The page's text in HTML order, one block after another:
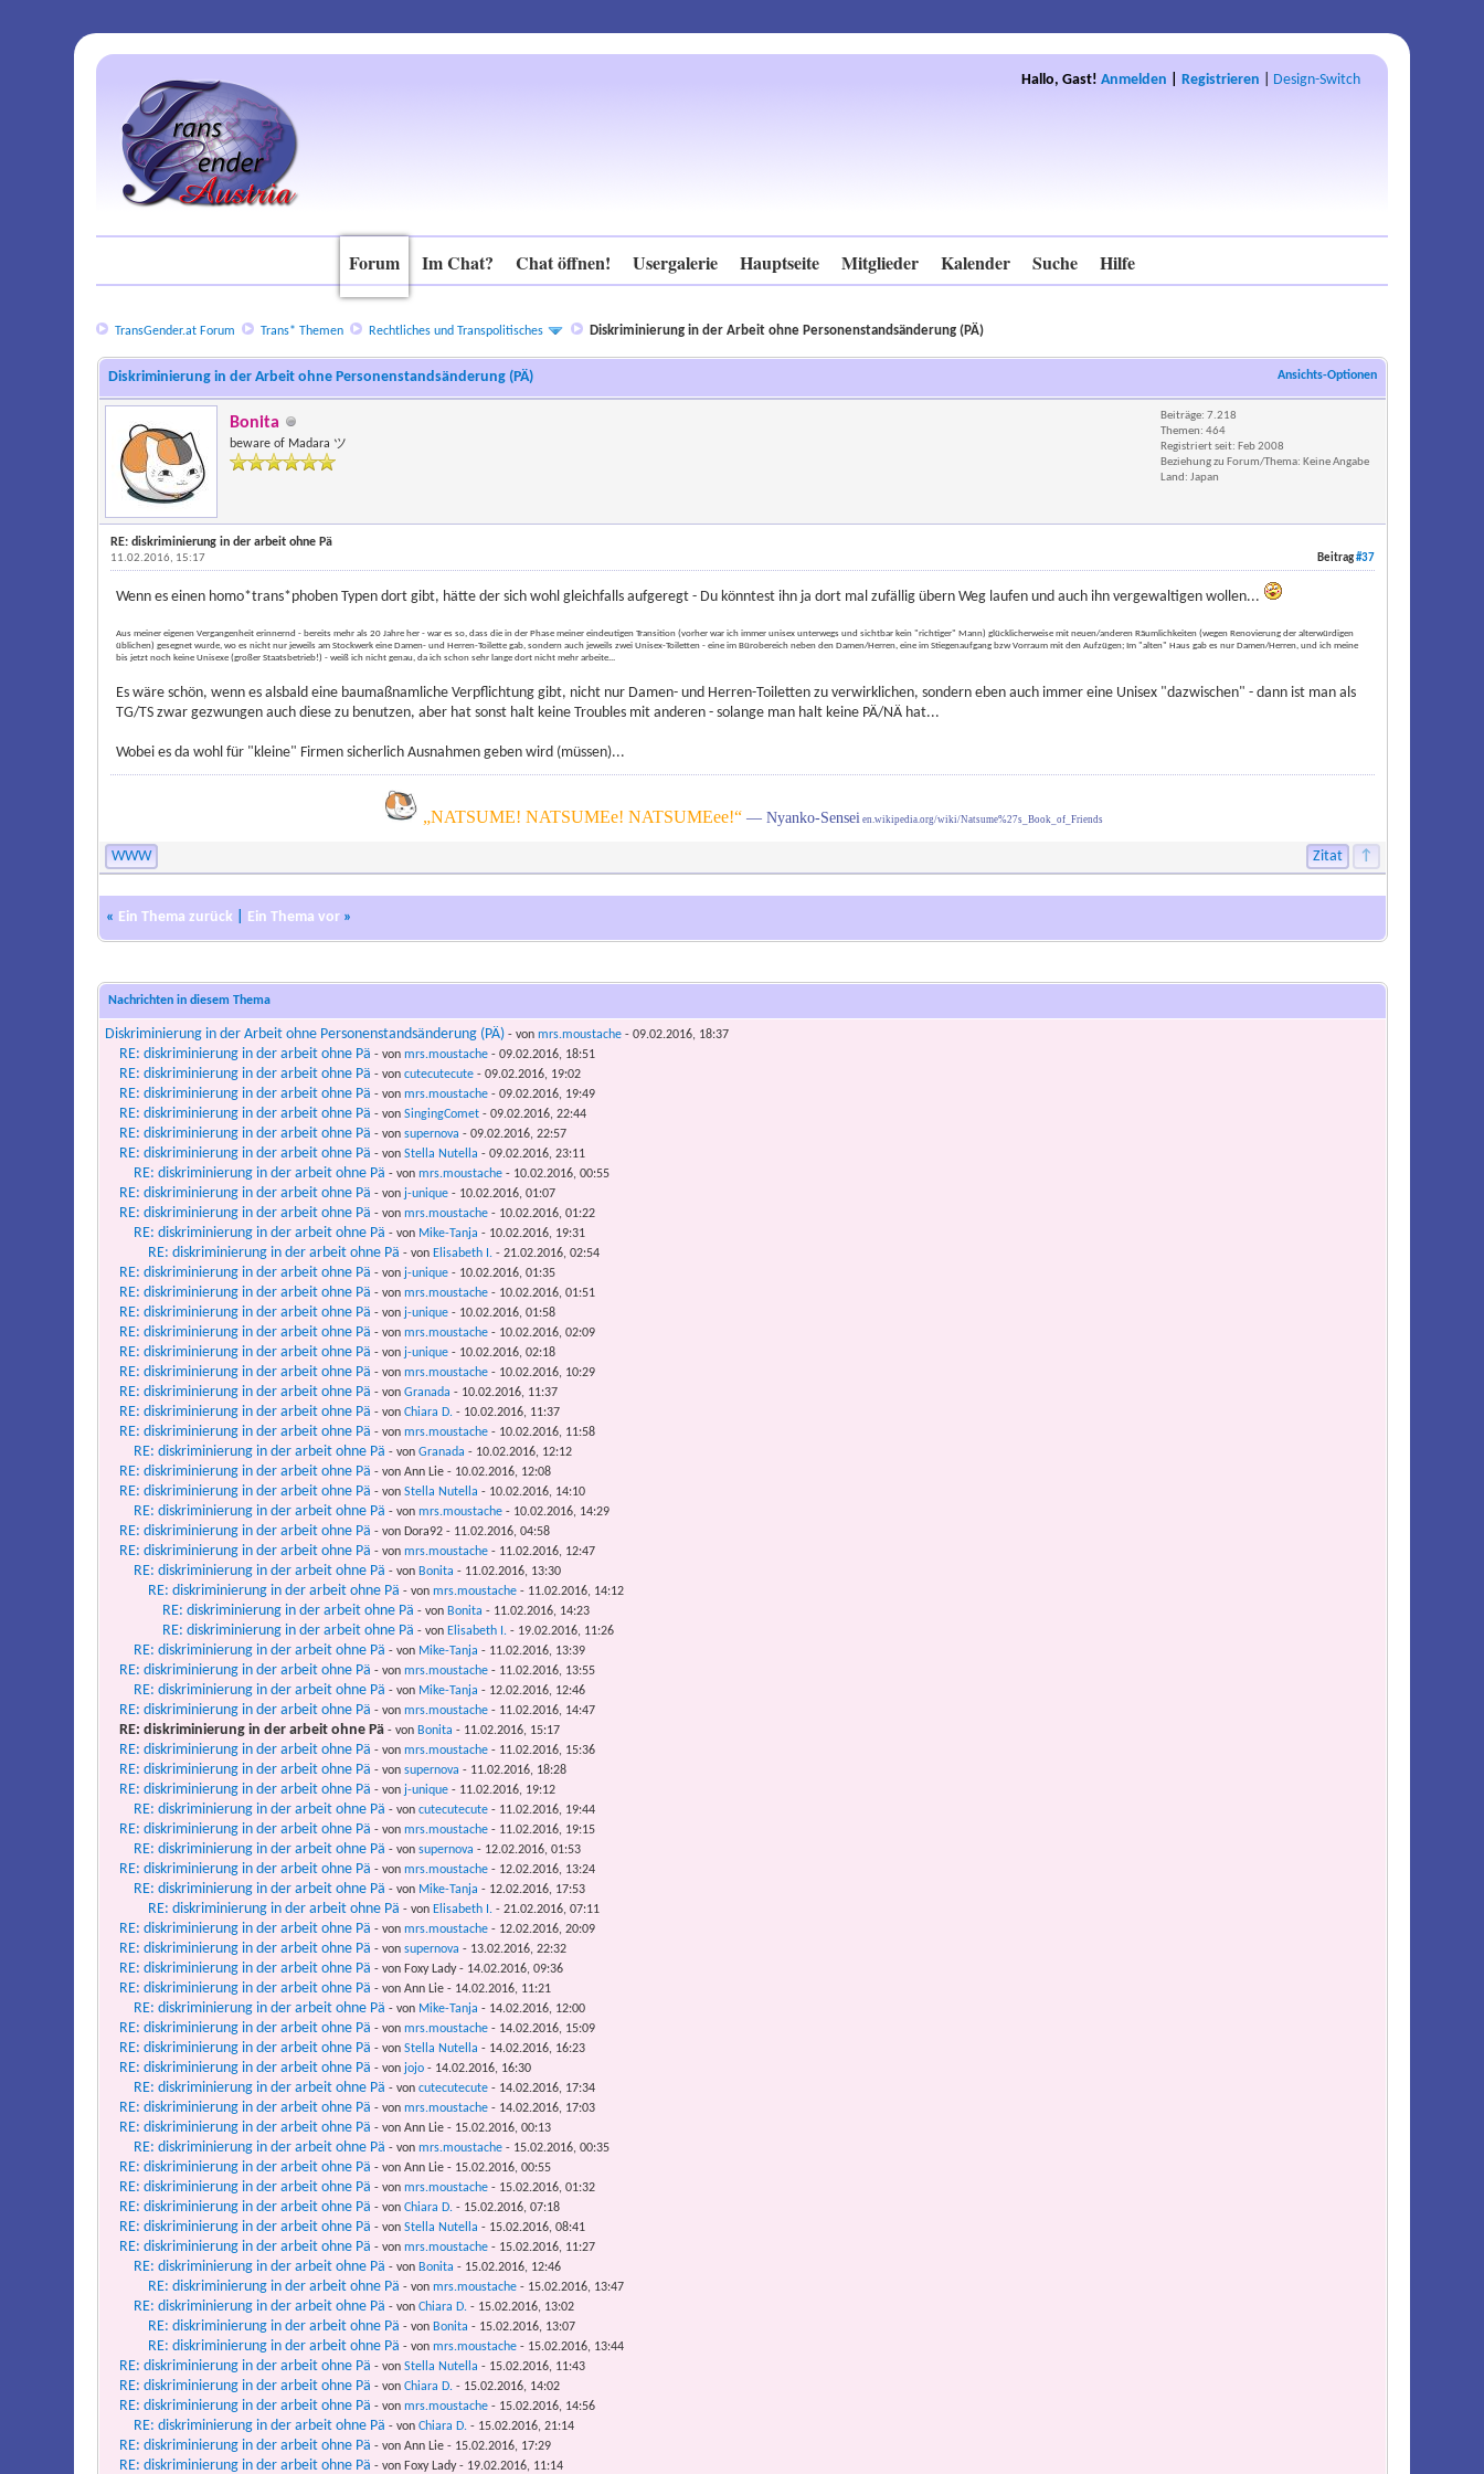
Hallo, Gast! Anmelden Registrieren Design-Switch
Forum Im Chat? Chat öffnen! Usergalerie Hauptseite Mitglieder Kalender Suche Hilfe
TransGender.at Forum Trans* Themen Rechtliches und Transpolitisches Diskriminierung in der Arbeit ohne Personenstandsänderung (PÄ)
Ansichts-Optionen
Diskriminierung in der Arbeit ohne Personenstandsänderung (PÄ)
Bonita
beware of Madara ツ
Beiträge: 7.218
Themen: 464
Registriert seit: Feb 2008
Beziehung zu Forum/Thema: Keine Angabe
Land: Japan
RE: diskriminierung in der arbeit ohne Pä
Beitrag#37
11.02.2016, 15:17
Wenn es einen homo*trans*phoben Typen dort gibt, hätte der sich wohl gleichfalls aufgeregt - Du könntest ihn ja dort mal zufällig übern Weg laufen und auch ihn vergewaltigen wollen...
Aus meiner eigenen Vergangenheit erinnernd - bereits mehr als 20 Jahre her - war es so, dass die in der Phase meiner eindeutigen Transition (vorher war ich immer unisex unterwegs und sichtbar kein "richtiger" Mann) glücklicherweise mit neuen/anderen Räumlichkeiten (wegen Renovierung der alterwürdigen
üblichen) gesegnet wurde, wo es nicht nur jeweils am Stockwerk eine Damen- und Herren-Toilette gab, sondern auch jeweils zwei Unisex-Toiletten - eine im Bürobereich neben den Damen/Herren, eine im Stiegenaufgang bzw Vorraum mit den Aufzügen; Im "alten" Haus gab es nur Damen/Herren, und ich meine
bis jetzt noch keine Unisexe (großer Staatsbetrieb!) - weiß ich nicht genau, da ich schon sehr lange dort nicht mehr arbeite...
Es wäre schön, wenn es alsbald eine baumaßnamliche Verpflichtung gibt, nicht nur Damen- und Herren-Toiletten zu verwirklichen, sondern eben auch immer eine Unisex "dazwischen" - dann ist man als
TG/TS zwar gezwungen auch diese zu benutzen, aber hat sonst halt keine Troubles mit anderen - solange man halt keine PÄ/NÄ hat...
Wobei es da wohl für "kleine" Firmen sicherlich Ausnahmen geben wird (müssen)...
„NATSUME! NATSUMEe! NATSUMEee!“ — Nyanko-Senseien.wikipedia.org/wiki/Natsume%27s_Book_of_Friends
WWW Zitat ↑
« Ein Thema zurück Ein Thema vor»
Nachrichten in diesem Thema
Diskriminierung in der Arbeit ohne Personenstandsänderung (PÄ) - von mrs.moustache- 09.02.2016, 18:37
RE: diskriminierung in der arbeit ohne Pä - von mrs.moustache- 09.02.2016, 18:51
RE: diskriminierung in der arbeit ohne Pä - von cutecutecute- 09.02.2016, 19:02
RE: diskriminierung in der arbeit ohne Pä - von mrs.moustache- 09.02.2016, 19:49
RE: diskriminierung in der arbeit ohne Pä - von SingingComet- 09.02.2016, 22:44
RE: diskriminierung in der arbeit ohne Pä - von supernova - 09.02.2016, 22:57
RE: diskriminierung in der arbeit ohne Pä - von Stella Nutella - 09.02.2016, 23:11
RE: diskriminierung in der arbeit ohne Pä - von mrs.moustache- 10.02.2016, 00:55
RE: diskriminierung in der arbeit ohne Pä - von j-unique- 10.02.2016, 01:07
RE: diskriminierung in der arbeit ohne Pä - von mrs.moustache- 10.02.2016, 01:22
RE: diskriminierung in der arbeit ohne Pä - von Mike-Tanja - 10.02.2016, 19:31
RE: diskriminierung in der arbeit ohne Pä - von Elisabeth I.- 21.02.2016, 02:54
RE: diskriminierung in der arbeit ohne Pä - von j-unique- 10.02.2016, 01:35
RE: diskriminierung in der arbeit ohne Pä - von mrs.moustache- 10.02.2016, 01:51
RE: diskriminierung in der arbeit ohne Pä - von j-unique- 10.02.2016, 01:58
RE: diskriminierung in der arbeit ohne Pä - von mrs.moustache- 10.02.2016, 02:09
RE: diskriminierung in der arbeit ohne Pä - von j-unique- 10.02.2016, 02:18
RE: diskriminierung in der arbeit ohne Pä - von mrs.moustache- 10.02.2016, 10:29
RE: diskriminierung in der arbeit ohne Pä - von Granada - 10.02.2016, 11:37
RE: diskriminierung in der arbeit ohne Pä - von Chiara D.- 10.02.2016, 11:37
RE: diskriminierung in der arbeit ohne Pä - von mrs.moustache- 10.02.2016, 11:58
RE: diskriminierung in der arbeit ohne Pä - von Granada - 10.02.2016, 12:12
RE: diskriminierung in der arbeit ohne Pä - von Ann Lie - 10.02.2016, 12:08
RE: diskriminierung in der arbeit ohne Pä - von Stella Nutella - 10.02.2016, 14:10
RE: diskriminierung in der arbeit ohne Pä - von mrs.moustache- 10.02.2016, 14:29
RE: diskriminierung in der arbeit ohne Pä - von Dora92 - 11.02.2016, 04:58
RE: diskriminierung in der arbeit ohne Pä - von mrs.moustache- 11.02.2016, 12:47
RE: diskriminierung in der arbeit ohne Pä - von Bonita - 11.02.2016, 13:30
RE: diskriminierung in der arbeit ohne Pä - von mrs.moustache- 11.02.2016, 14:12
RE: diskriminierung in der arbeit ohne Pä - von Bonita - 11.02.2016, 14:23
RE: diskriminierung in der arbeit ohne Pä - von Elisabeth I.- 19.02.2016, 11:26
RE: diskriminierung in der arbeit ohne Pä - von Mike-Tanja - 11.02.2016, 13:39
RE: diskriminierung in der arbeit ohne Pä - von mrs.moustache- 11.02.2016, 13:55
RE: diskriminierung in der arbeit ohne Pä - von Mike-Tanja - 12.02.2016, 12:46
RE: diskriminierung in der arbeit ohne Pä - von mrs.moustache- 11.02.2016, 14:47
RE: diskriminierung in der arbeit ohne Pä - von Bonita - 11.02.2016, 15:17
RE: diskriminierung in der arbeit ohne Pä - von mrs.moustache- 11.02.2016, 15:36
RE: diskriminierung in der arbeit ohne Pä - von supernova - 11.02.2016, 18:28
RE: diskriminierung in der arbeit ohne Pä - von j-unique- 11.02.2016, 19:12
RE: diskriminierung in der arbeit ohne Pä - von cutecutecute- 11.02.2016, 19:44
RE: diskriminierung in der arbeit ohne Pä - von mrs.moustache- 11.02.2016, 19:15
RE: diskriminierung in der arbeit ohne Pä - von supernova - 12.02.2016, 01:53
RE: diskriminierung in der arbeit ohne Pä - von mrs.moustache- 12.02.2016, 13:24
RE: diskriminierung in der arbeit ohne Pä - von Mike-Tanja - 12.02.2016, 17:53
RE: diskriminierung in der arbeit ohne Pä - von Elisabeth I.- 21.02.2016, 07:11
RE: diskriminierung in der arbeit ohne Pä - von mrs.moustache- 12.02.2016, 20:09
RE: diskriminierung in der arbeit ohne Pä - von supernova - 13.02.2016, 22:32
RE: diskriminierung in der arbeit ohne Pä - von Foxy Lady - 14.02.2016, 09:36
RE: diskriminierung in der arbeit ohne Pä - von Ann Lie - 14.02.2016, 11:21
RE: diskriminierung in der arbeit ohne Pä - von Mike-Tanja - 14.02.2016, 12:00
RE: diskriminierung in der arbeit ohne Pä - von mrs.moustache- 14.02.2016, 15:09
RE: diskriminierung in der arbeit ohne Pä - von Stella Nutella - 14.02.2016, 16:23
RE: diskriminierung in der arbeit ohne Pä - von jojo- 14.02.2016, 16:30
RE: diskriminierung in der arbeit ohne Pä - von cutecutecute- 14.02.2016, 17:34
RE: diskriminierung in der arbeit ohne Pä - von mrs.moustache- 14.02.2016, 17:03
RE: diskriminierung in der arbeit ohne Pä - von Ann Lie - 15.02.2016, 00:13
RE: diskriminierung in der arbeit ohne Pä - von mrs.moustache- 15.02.2016, 00:35
RE: diskriminierung in der arbeit ohne Pä - von Ann Lie - 15.02.2016, 00:55
RE: diskriminierung in der arbeit ohne Pä - von mrs.moustache- 15.02.2016, 01:32
RE: diskriminierung in der arbeit ohne Pä - von Chiara D.- 15.02.2016, 07:18
RE: diskriminierung in der arbeit ohne Pä - von Stella Nutella - 15.02.2016, 08:41
RE: diskriminierung in der arbeit ohne Pä - von mrs.moustache- 15.02.2016, 11:27
RE: diskriminierung in der arbeit ohne Pä - von Bonita - 15.02.2016, 12:46
RE: diskriminierung in der arbeit ohne Pä - von mrs.moustache- 15.02.2016, 13:47
RE: diskriminierung in der arbeit ohne Pä - von Chiara D.- 15.02.2016, 13:02
RE: diskriminierung in der arbeit ohne Pä - von Bonita - 15.02.2016, 13:07
RE: diskriminierung in der arbeit ohne Pä - von mrs.moustache- 15.02.2016, 13:44
RE: diskriminierung in der arbeit ohne Pä - von Stella Nutella - 15.02.2016, 11:43
RE: diskriminierung in der arbeit ohne Pä - von Chiara D.- 15.02.2016, 14:02
RE: diskriminierung in der arbeit ohne Pä - von mrs.moustache- 15.02.2016, 14:56
RE: diskriminierung in der arbeit ohne Pä - von Chiara D.- 15.02.2016, 21:14
RE: diskriminierung in der arbeit ohne Pä - von Ann Lie - 15.02.2016, 17:29
RE: diskriminierung in der arbeit ohne Pä - von Foxy Lady - 19.02.2016, 11:14